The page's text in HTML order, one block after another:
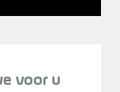
voor u